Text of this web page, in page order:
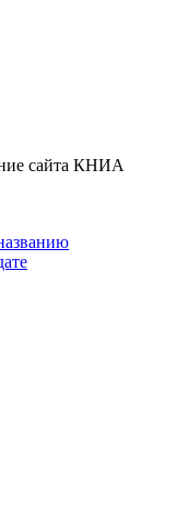
сайта КНИА